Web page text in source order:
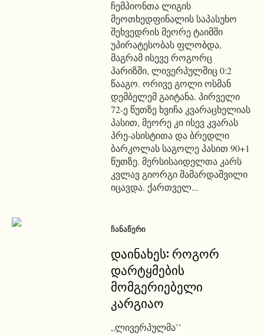
ჩემპიონთა ლიგის
მეოთხედფინალის საპასუხო
შეხვედრის მეორე ტაიმში
უპირატესობას ფლობდა,
მაგრამ ისევე როგორც
პარიზში, ლივერპულშიც 0:2
წააგო. ორივე გოლი ოსმან
დემბელემ გაიტანა. პირველი
72-ე წუთზე ხვიჩა კვარაცხელიას
პასით, მეორე კი ისევ კვარას
პრე-ასისტითა და ბრედლი
ბარკოლას საგოლე პასით 90+1
წუთზე. მერსისაიდელთა კარს
კვლავ გიორგი მამარდაშვილი
იცავდა. ქართველ...
ᲩᲐᲜᲐᲬᲔᲠᲘ
დაინახეს: როგორ
დარტყმების
მომგერიებელი
კარგიაო
„ლივერპულმა’’